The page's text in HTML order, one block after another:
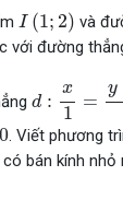
I (1; 2)
I( 1;2 ) và
với đường
d :
x
1
=
y
1= 1
0. Viết phương
bán kính nhỏ